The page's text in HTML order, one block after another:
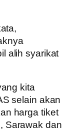
alih syarikat
kita
selain akan
harga tiket
Sarawak dan